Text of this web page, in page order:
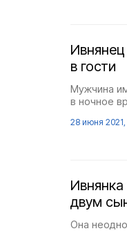
в гости
Мужчина
в ночное
28 июня 2021,
двум
Она